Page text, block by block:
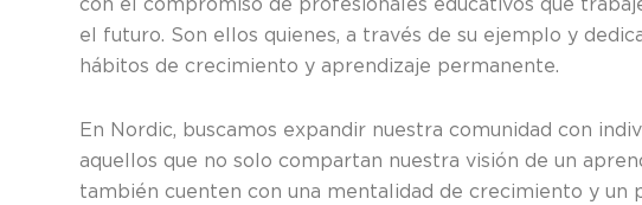
con el compromiso de profesionales educativos que
el futuro. Son ellos quienes, a través de su ejemplo y
hábitos de crecimiento y aprendizaje permanente.
En Nordic, buscamos expandir nuestra comunidad con
aquellos que no solo compartan nuestra visión de un
también cuenten con una mentalidad de crecimiento y un